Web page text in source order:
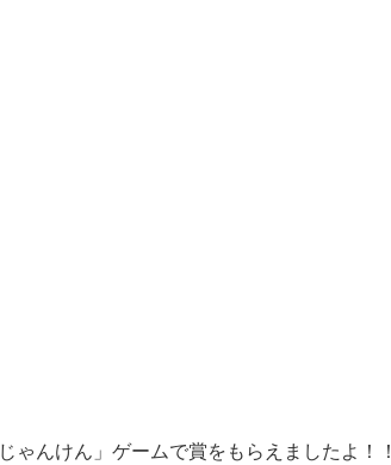
ゃんけん」ゲームで賞をもらえましたよ！！